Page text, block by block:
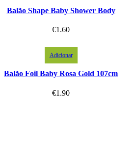
Balão Shape Baby Shower Body
€1.60
Adicionar
Balão Foil Baby Rosa Gold 107cm
€1.90